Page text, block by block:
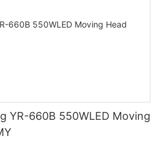
YR-660B 550WLED Moving